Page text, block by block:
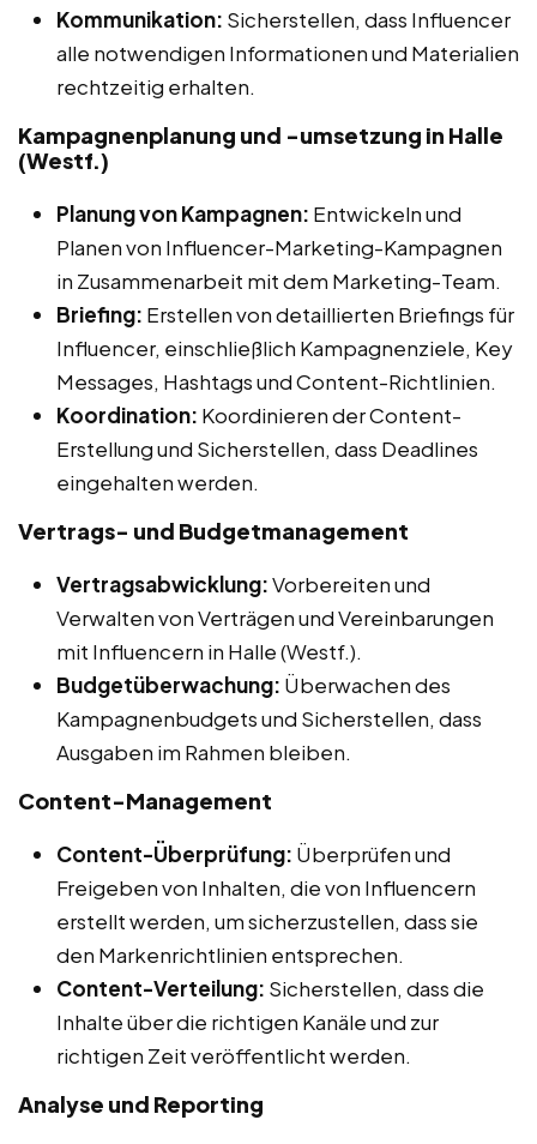
Kommunikation: Sicherstellen, dass Influencer
alle notwendigen Informationen und Materialien
rechtzeitig erhalten.
Kampagnenplanung und -umsetzung in Halle
(Westf.)
Planung von Kampagnen: Entwickeln und
Planen von Influencer-Marketing-Kampagnen
in Zusammenarbeit mit dem Marketing-Team.
Briefing: Erstellen von detaillierten Briefings für
Influencer, einschließlich Kampagnenziele, Key
Messages, Hashtags und Content-Richtlinien.
Koordination: Koordinieren der Content-
Erstellung und Sicherstellen, dass Deadlines
eingehalten werden.
Vertrags- und Budgetmanagement
Vertragsabwicklung:Vorbereiten und
Verwalten von Verträgen und Vereinbarungen
mit Influencern in Halle (Westf.).
Budgetüberwachung: Überwachen des
Kampagnenbudgets und Sicherstellen, dass
Ausgaben im Rahmen bleiben.
Content-Management
Content-Überprüfung: Überprüfen und
Freigeben von Inhalten, die von Influencern
erstellt werden, um sicherzustellen, dass sie
den Markenrichtlinien entsprechen.
Content-Verteilung: Sicherstellen, dass die
Inhalte über die richtigen Kanäle und zur
richtigen Zeit veröffentlicht werden.
Analyse und Reporting